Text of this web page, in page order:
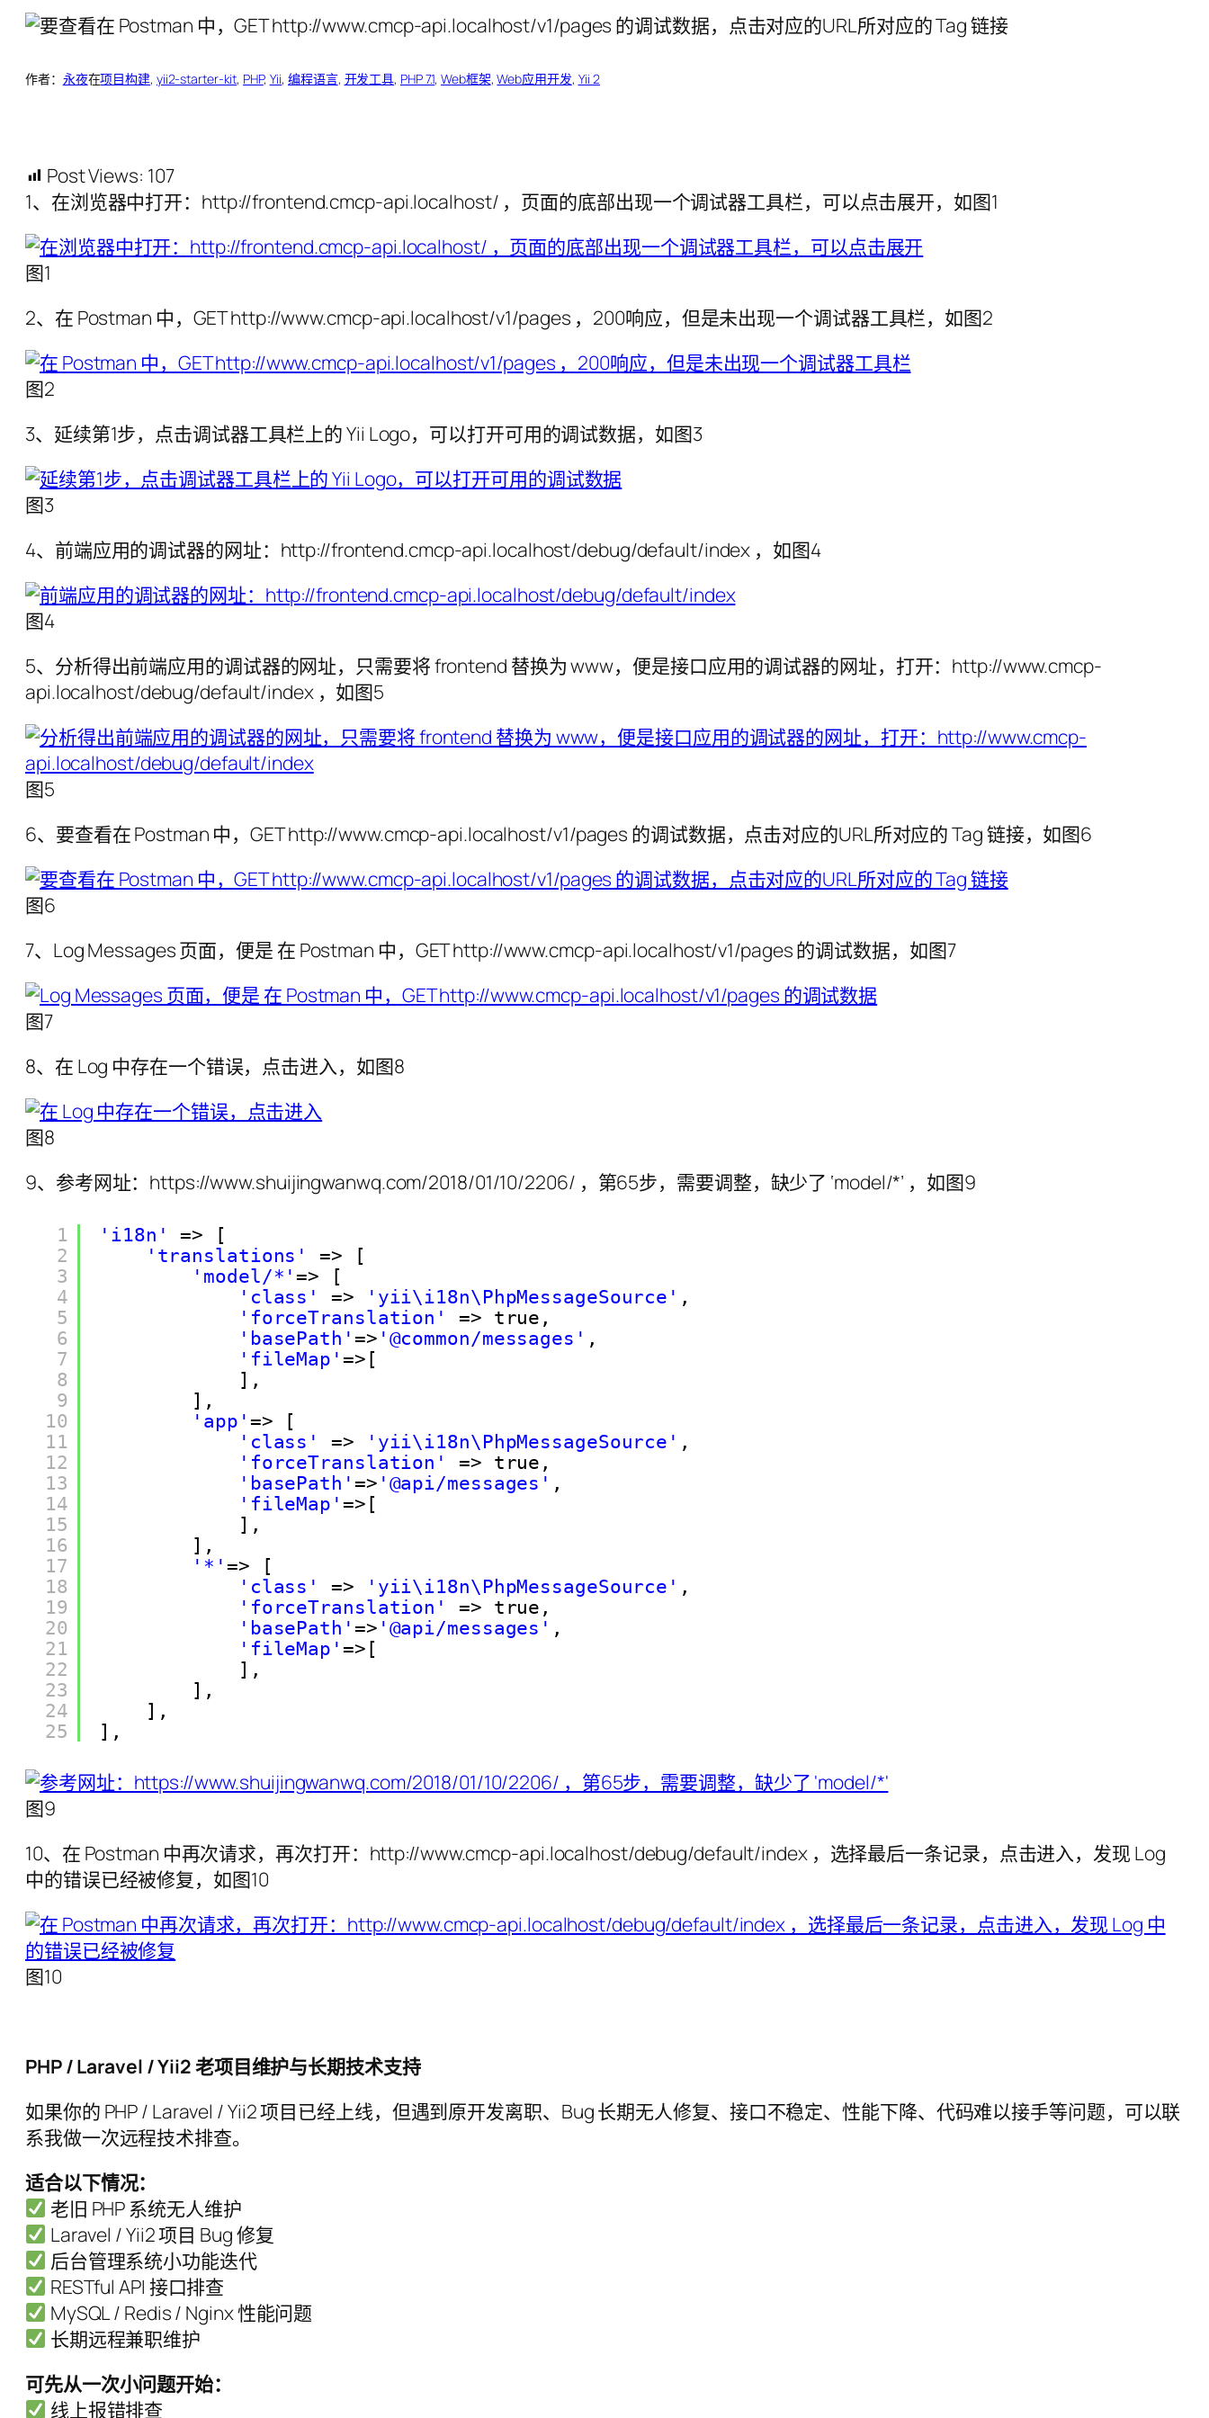
作者： 永夜在项目构建, yii2-starter-kit, PHP, Yii, 编程语言, 开发工具, PHP 7.1, Web框架, Web应用开发, Yii 2
Post Views: 107
1、在浏览器中打开：http://frontend.cmcp-api.localhost/ ，页面的底部出现一个调试器工具栏，可以点击展开，如图1
图1
2、在 Postman 中，GET http://www.cmcp-api.localhost/v1/pages ，200响应，但是未出现一个调试器工具栏，如图2
图2
3、延续第1步，点击调试器工具栏上的 Yii Logo，可以打开可用的调试数据，如图3
图3
4、前端应用的调试器的网址：http://frontend.cmcp-api.localhost/debug/default/index ，如图4
图4
5、分析得出前端应用的调试器的网址，只需要将 frontend 替换为 www，便是接口应用的调试器的网址，打开：http://www.cmcp-
api.localhost/debug/default/index ，如图5
图5
6、要查看在 Postman 中，GET http://www.cmcp-api.localhost/v1/pages 的调试数据，点击对应的URL所对应的 Tag 链接，如图6
图6
7、Log Messages 页面，便是 在 Postman 中，GET http://www.cmcp-api.localhost/v1/pages 的调试数据，如图7
图7
8、在 Log 中存在一个错误，点击进入，如图8
图8
9、参考网址：https://www.shuijingwanwq.com/2018/01/10/2206/ ，第65步，需要调整，缺少了 ‘model/*’ ，如图9
1
2
3
4
5
6
7
8
9
10
11
12
13
14
15
16
17
18
19
20
21
22
23
24
25
'i18n'
=> [
'translations'
=> [
'model/*'=> [
'class'
=> 'yii\i18n\PhpMessageSource' ,
'forceTranslation'
=> true,
'basePath' => '@common/messages' ,
'fileMap' =>[
],
],
'app' => [
'class'
=> 'yii\i18n\PhpMessageSource' ,
'forceTranslation'
=> true,
'basePath' => '@api/messages' ,
'fileMap' =>[
],
],
'*' => [
'class'
=> 'yii\i18n\PhpMessageSource' ,
'forceTranslation'
=> true,
'basePath' => '@api/messages' ,
'fileMap' =>[
],
],
],
],
图9
10、在 Postman 中再次请求，再次打开：http://www.cmcp-api.localhost/debug/default/index ，选择最后一条记录，点击进入，发现 Log
中的错误已经被修复，如图10
图10
PHP / Laravel / Yii2 老项目维护与长期技术支持
如果你的 PHP / Laravel / Yii2 项目已经上线，但遇到原开发离职、Bug 长期无人修复、接口不稳定、性能下降、代码难以接手等问题，可以联
系我做一次远程技术排查。
适合以下情况：
老旧 PHP 系统无人维护
Laravel / Yii2 项目 Bug 修复
后台管理系统小功能迭代
RESTful API 接口排查
MySQL / Redis / Nginx 性能问题
长期远程兼职维护
可先从一次小问题开始：
线上报错排查